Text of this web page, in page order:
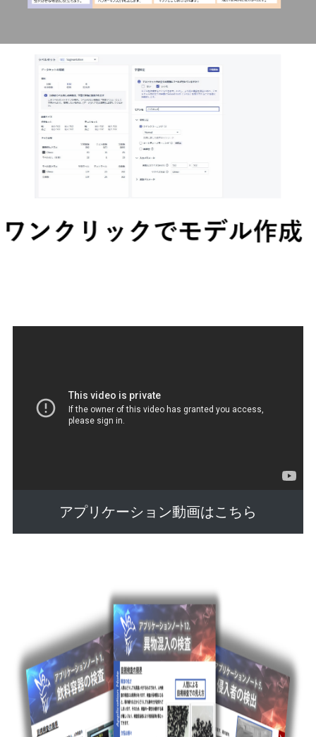
アプリケーション動画はこちら